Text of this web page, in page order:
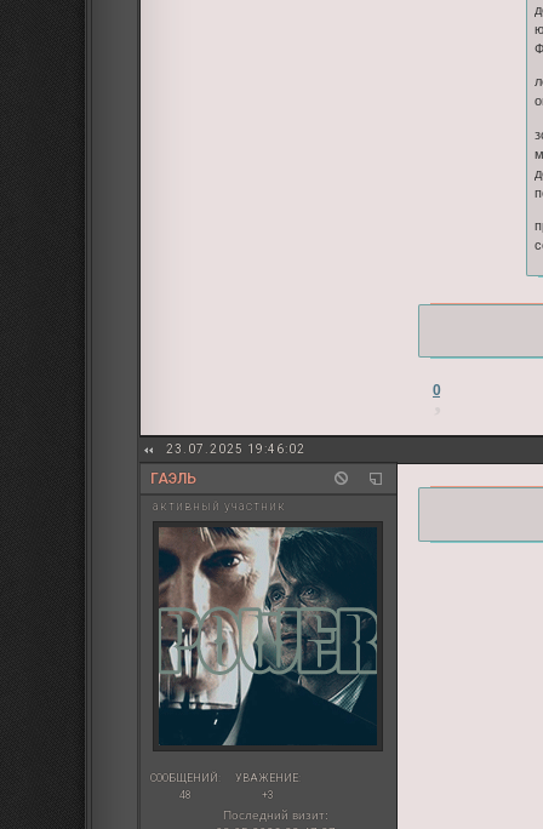
0
23.07.2025 19:46:02
ГАЭЛЬ
активный участник
СООБЩЕНИЙ:
48
УВАЖЕНИЕ:
+3
Последний визит: